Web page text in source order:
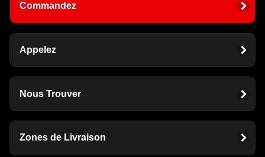
Commandez
Appelez
Nous Trouver
Zones de Livraison